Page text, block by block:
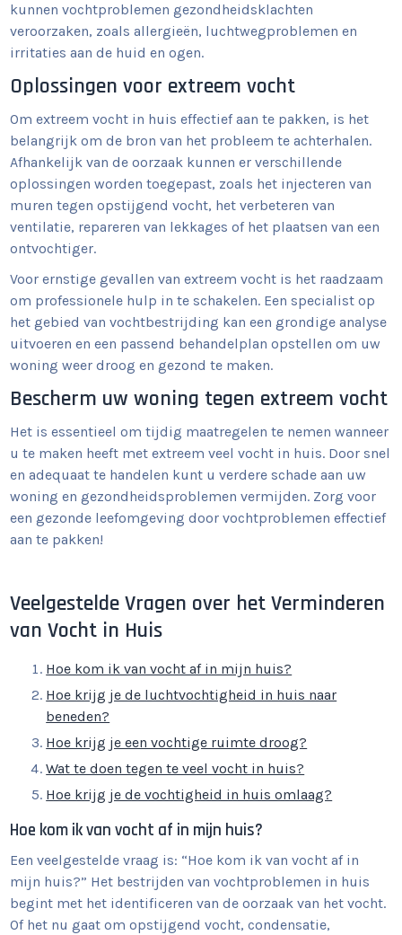
kunnen vochtproblemen gezondheidsklachten
veroorzaken, zoals allergieën, luchtwegproblemen en
irritaties aan de huid en ogen.
Oplossingen voor extreem vocht
Om extreem vocht in huis effectief aan te pakken, is het
belangrijk om de bron van het probleem te achterhalen.
Afhankelijk van de oorzaak kunnen er verschillende
oplossingen worden toegepast, zoals het injecteren van
muren tegen opstijgend vocht, het verbeteren van
ventilatie, repareren van lekkages of het plaatsen van een
ontvochtiger.
Voor ernstige gevallen van extreem vocht is het raadzaam
om professionele hulp in te schakelen. Een specialist op
het gebied van vochtbestrijding kan een grondige analyse
uitvoeren en een passend behandelplan opstellen om uw
woning weer droog en gezond te maken.
Bescherm uw woning tegen extreem vocht
Het is essentieel om tijdig maatregelen te nemen wanneer
u te maken heeft met extreem veel vocht in huis. Door snel
en adequaat te handelen kunt u verdere schade aan uw
woning en gezondheidsproblemen vermijden. Zorg voor
een gezonde leefomgeving door vochtproblemen effectief
aan te pakken!
Veelgestelde Vragen over het Verminderen
van Vocht in Huis
Hoe kom ik van vocht af in mijn huis?
Hoe krijg je de luchtvochtigheid in huis naar
beneden?
Hoe krijg je een vochtige ruimte droog?
Wat te doen tegen te veel vocht in huis?
Hoe krijg je de vochtigheid in huis omlaag?
Hoe kom ik van vocht af in mijn huis?
Een veelgestelde vraag is: “Hoe kom ik van vocht af in
mijn huis?” Het bestrijden van vochtproblemen in huis
begint met het identificeren van de oorzaak van het vocht.
Of het nu gaat om opstijgend vocht, condensatie,